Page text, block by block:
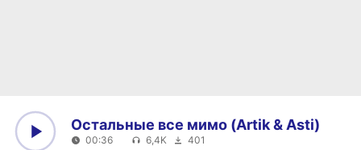
Остальные все мимо (Artik & Asti)
00:36 6,4K 401